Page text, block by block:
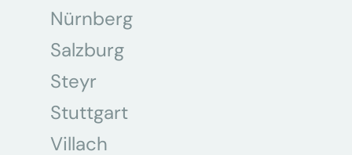
Nürnberg
Salzburg
Steyr
Stuttgart
Villach